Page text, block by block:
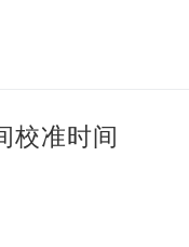
校准时间